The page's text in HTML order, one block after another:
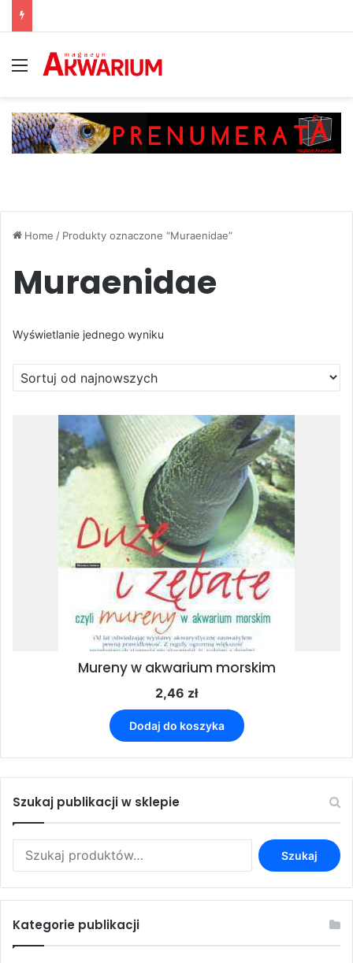
Menu
Home / Produkty oznaczone “Muraenidae”
Muraenidae
Wyświetlanie jednego wyniku
Mureny w akwarium morskim
2,46 zł
Dodaj do koszyka
Szukaj publikacji w sklepie
Szukaj
Kategorie publikacji